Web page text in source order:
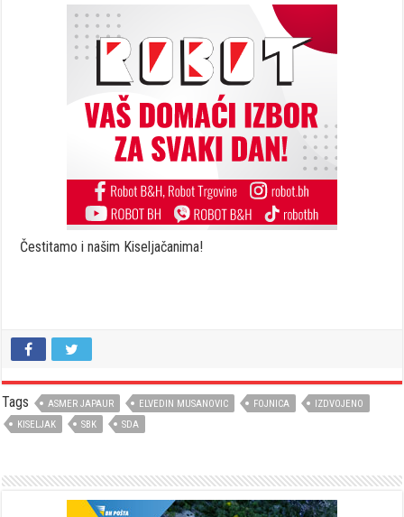
Čestitamo i našim Kiseljačanima!
Tags ASMER JAPAUR ELVEDIN MUSANOVIC FOJNICA
IZDVOJENO
KISELJAK
SBK SDA